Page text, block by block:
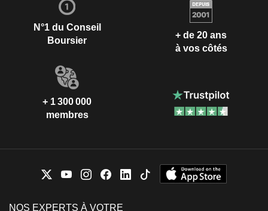
N°1 du Conseil
Boursier
+ de 20 ans
à vos côtés
+ 1 300 000
membres
NOS EXPERTS À VOTRE